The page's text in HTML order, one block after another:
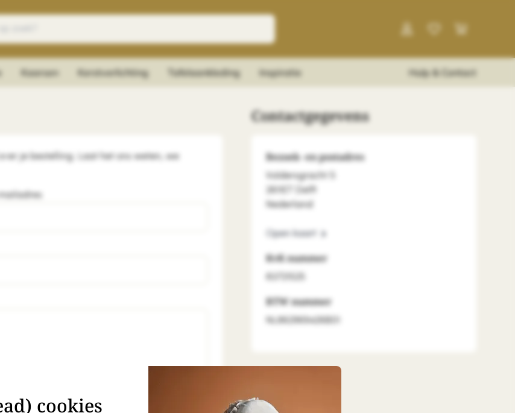
cookies
Kaarsen Kerstverlichting Tafelaankleding Inspiratie Hulp & Contact
je bestelling. Laat het ons weten, we
Contactgegevens
Bezoek- en postadres
Voldersgracht 5
2611ET Delft
Nederland
Open kaart
KvK nummer
BTW nummer
NL862969426B01